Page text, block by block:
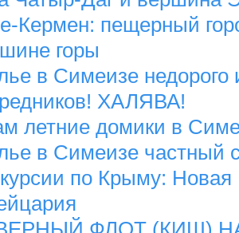
Кермен: пещерный
горы
в Симеизе недорого
ХАЛЯВА!
летние домики в
в Симеизе частный
по Крыму: